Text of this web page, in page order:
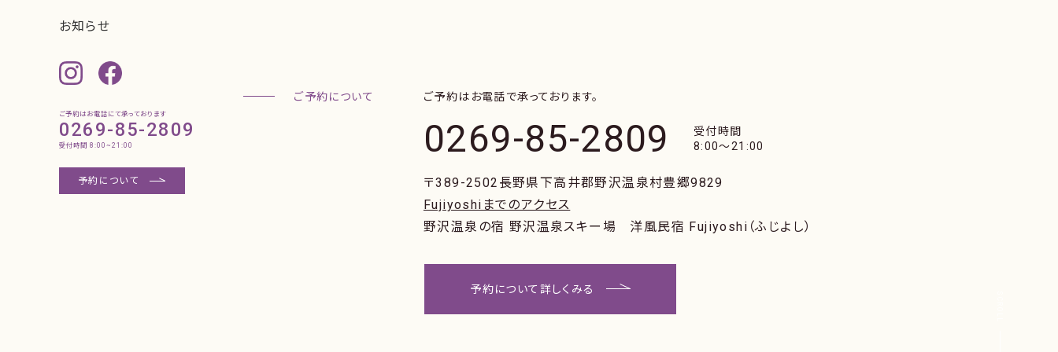
ご予約はお電話にて承っております
0269-85-2809
受付時間 8:00~21:00
予約について
ご予約はお電話で承っております。
0269-85-2809
受付時間
8:00〜21:00
〒389-2502 長野県下高井郡野沢温泉村豊郷9829
Fujiyoshiまでのアクセス
野沢温泉の宿 野沢温泉スキー場 洋風民宿 Fujiyoshi（ふじよし）
予約について詳しくみる